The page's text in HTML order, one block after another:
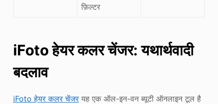
फ़िल्टर
iFoto हेयर कलर चेंजर: यथार्थवादी
बदलाव
iFoto हेयर कलर चेंजरयह एक ऑल-इन-वन ब्यूटी ऑनलाइन टूल है